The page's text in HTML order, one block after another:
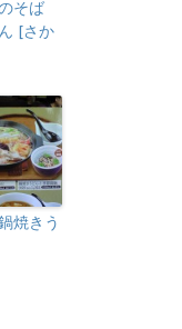
そば
[さか
焼きう